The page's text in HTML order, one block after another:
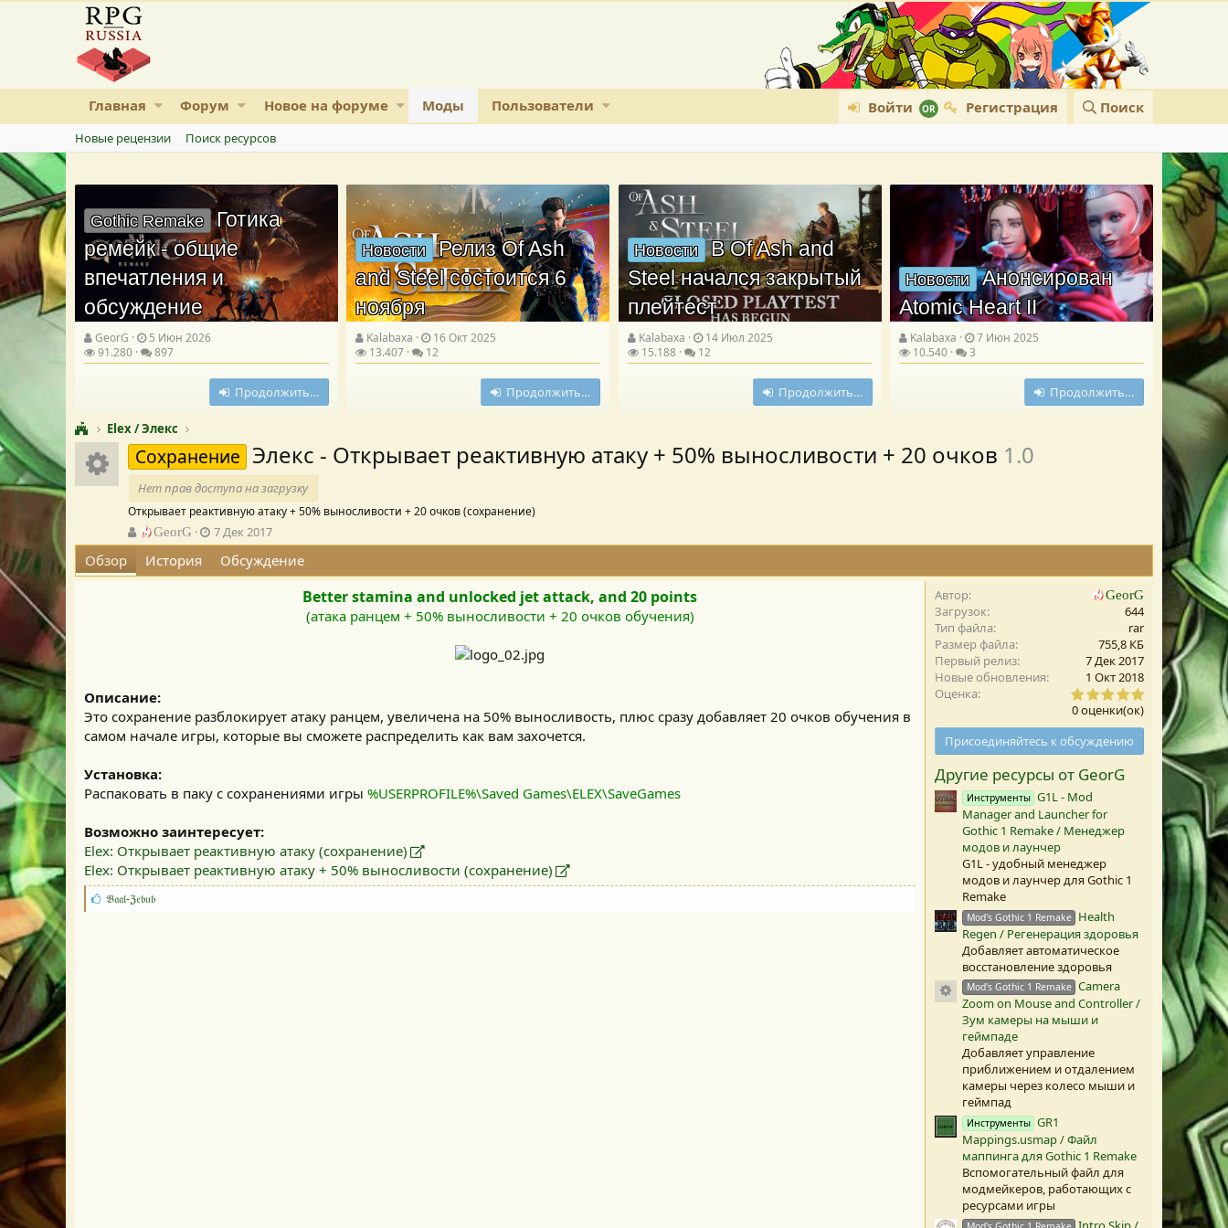
Главная Форум Новое на форуме Моды Пользователи Войти Регистрация Поиск
Новые рецензии Поиск ресурсов
Gothic Remake Готика
ремейк - общие
впечатления и
обсуждение
GeorG
5 Июн 2026
91.280
897
Продолжить…
Новости Релиз Of Ash
and Steel состоится 6
ноября
Kalabaxa
16 Окт 2025
13.407
12
Продолжить…
Новости В Of Ash and
Steel начался закрытый
плейтест
Kalabaxa
14 Июл 2025
15.188
12
Продолжить…
Новости Анонсирован
Atomic Heart II
Kalabaxa
7 Июн 2025
10.540
3
Продолжить…
Elex / Элекс
Иконка ресурса
Сохранение Элекс - Открывает реактивную атаку + 50% выносливости + 20 очков 1.0
Нет прав доступа на загрузку
Открывает реактивную атаку + 50% выносливости + 20 очков (сохранение)
А
в
о
GeorG
Д
а
а
я
7 Дек 2017
Обзор История Обсуждение
Better stamina and unlocked jet attack, and 20 points
(атака ранцем + 50% выносливости + 20 очков обучения)
Описание:
Это сохранение разблокирует атаку ранцем, увеличена на 50% выносливость, плюс сразу добавляет 20 очков обучения в
самом начале игры, которые вы сможете распределить как вам захочется.
Установка:
Распаковать в паку с сохранениями игры %USERPROFILE%\Saved Games\ELEX\SaveGames
Возможно заинтересует:
Elex: Открывает реактивную атаку (сохранение)
Elex: Открывает реактивную атаку + 50% выносливости (сохранение)
С
𝔅𝔞𝔞𝔩-ℨ𝔢𝔟𝔲𝔟
Автор GeorG
Загрузок
644
Тип файла
rar
Размер файла
755,8 КБ
Первый релиз
7 Дек 2017
Новые обновления
1 Окт 2018
Оценка
0
,
0
з
0 оценки(ок)
Присоединяйтесь к обсуждению
Другие ресурсы от GeorG
Инструменты G1L - Mod
Manager and Launcher for
Gothic 1 Remake / Менеджер
модов и лаунчер
G1L - удобный менеджер
модов и лаунчер для Gothic 1
Remake
Mod's Gothic 1 Remake Health
Regen / Регенерация здоровья
Добавляет автоматическое
восстановление здоровья
Иконка ресурса
Mod's Gothic 1 Remake Camera
Zoom on Mouse and Controller /
Зум камеры на мыши и
геймпаде
Добавляет управление
приближением и отдалением
камеры через колесо мыши и
геймпад
Инструменты GR1
Mappings.usmap / Файл
маппинга для Gothic 1 Remake
Вспомогательный файл для
модмейкеров, работающих с
ресурсами игры